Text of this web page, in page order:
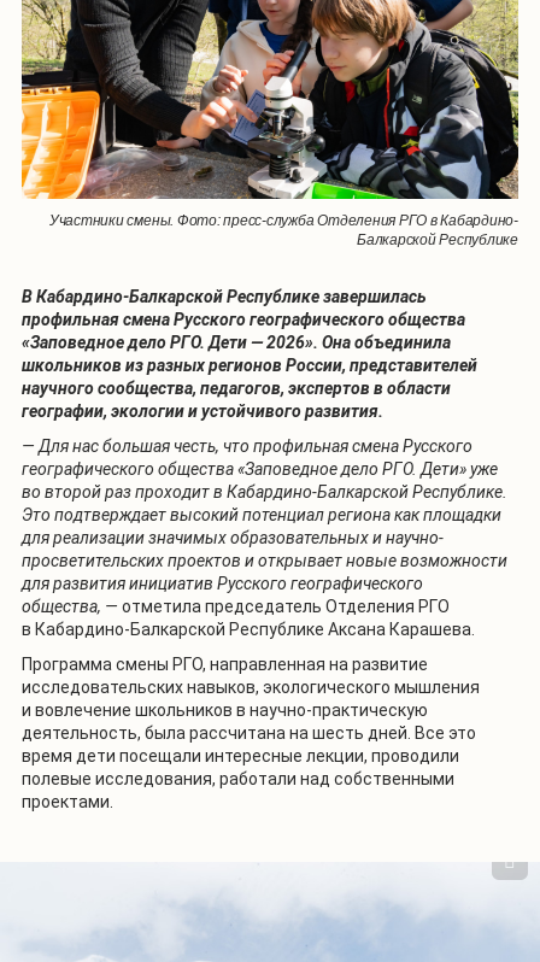
Участники смены. Фото: пресс-служба Отделения РГО в Кабардино-
Балкарской Республике
В Кабардино-Балкарской Республике завершилась
профильная смена Русского географического общества
«Заповедное дело РГО. Дети—2026». Она объединила
школьников из разных регионов России, представителей
научного сообщества, педагогов, экспертов в области
географии, экологии и устойчивого развития.
— Для нас большая честь, что профильная смена Русского
географического общества «Заповедное дело РГО. Дети» уже
во второй раз проходит в Кабардино-Балкарской Республике.
Это подтверждает высокий потенциал региона как площадки
для реализации значимых образовательных и научно-
просветительских проектов и открывает новые возможности
для развития инициатив Русского географического
общества, — отметила председатель Отделения РГО
в Кабардино-Балкарской Республике Аксана Карашева.
Программа смены РГО, направленная на развитие
исследовательских навыков, экологического мышления
и вовлечение школьников в научно-практическую
деятельность, была рассчитана на шесть дней. Все это
время дети посещали интересные лекции, проводили
полевые исследования, работали над собственными
проектами.